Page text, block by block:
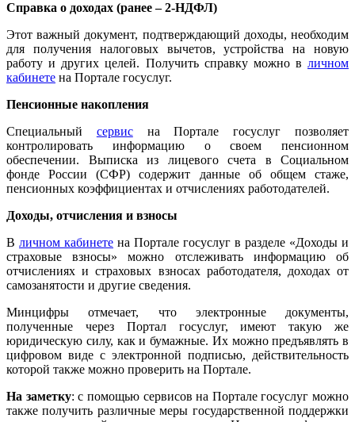
Справка о доходах (ранее – 2-НДФЛ)
Этот важный документ, подтверждающий доходы, необходим
для получения налоговых вычетов, устройства на новую
работу и других целей. Получить справку можно в личном
кабинете на Портале госуслуг.
Пенсионные накопления
Специальный сервисна Портале госуслуг позволяет
контролировать информацию о своем пенсионном
обеспечении. Выписка из лицевого счета в Социальном
фонде России (СФР) содержит данные об общем стаже,
пенсионных коэффициентах и отчислениях работодателей.
Доходы, отчисления и взносы
В личном кабинете на Портале госуслуг в разделе «Доходы и
страховые взносы» можно отслеживать информацию об
отчислениях и страховых взносах работодателя, доходах от
самозанятости и другие сведения.
Минцифры отмечает, что электронные документы,
полученные через Портал госуслуг, имеют такую же
юридическую силу, как и бумажные. Их можно предъявлять в
цифровом виде с электронной подписью, действительность
которой также можно проверить на Портале.
На заметку: с помощью сервисов на Портале госуслуг можно
также получить различные меры государственной поддержки